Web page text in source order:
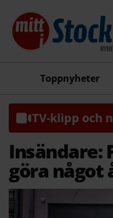
Toppnyheter
TV-klipp och
Insändare:
göra något